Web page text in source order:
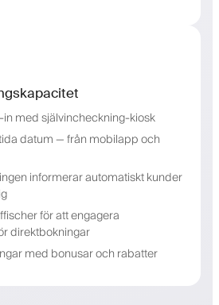
med självincheckning-kiosk
datum — från mobilapp och
informerar automatiskt kunder
för att engagera
direktbokningar
med bonusar och rabatter